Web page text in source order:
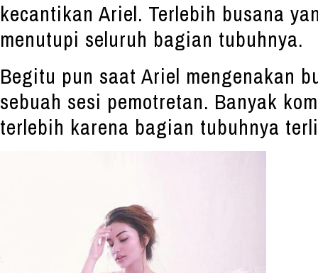
kecantikan Ariel. Terlebih busana
menutupi seluruh bagian tubuhnya.
Begitu pun saat Ariel mengenakan
sebuah sesi pemotretan. Banyak
terlebih karena bagian tubuhnya